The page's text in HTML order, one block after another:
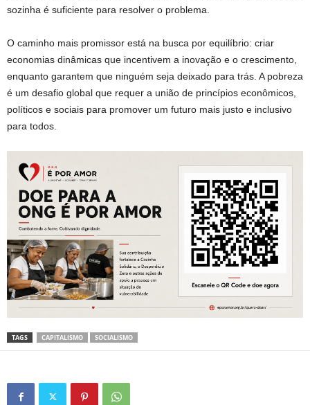
sozinha é suficiente para resolver o problema.
O caminho mais promissor está na busca por equilíbrio: criar
economias dinâmicas que incentivem a inovação e o crescimento,
enquanto garantem que ninguém seja deixado para trás. A pobreza
é um desafio global que requer a união de princípios econômicos,
políticos e sociais para promover um futuro mais justo e inclusivo
para todos.
TAGS CAPITALISMO SOCIALISMO